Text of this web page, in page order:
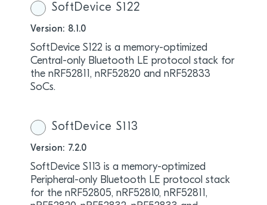
SoftDevice S122
Version: 8.1.0
SoftDevice S122 is a memory-optimized
Central-only Bluetooth LE protocol stack for
the nRF52811, nRF52820 and nRF52833
SoCs.
SoftDevice S113
Version: 7.2.0
SoftDevice S113 is a memory-optimized
Peripheral-only Bluetooth LE protocol stack
for the nRF52805, nRF52810, nRF52811,